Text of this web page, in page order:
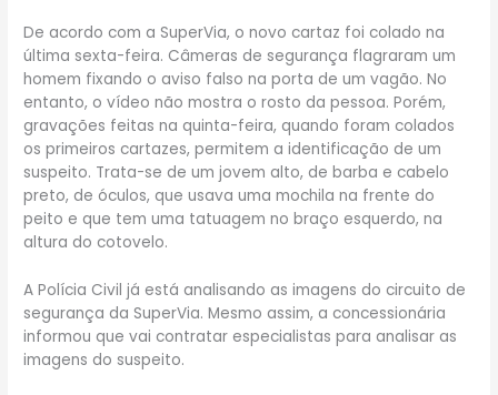
De acordo com a SuperVia, o novo cartaz foi colado na
última sexta-feira. Câmeras de segurança flagraram um
homem fixando o aviso falso na porta de um vagão. No
entanto, o vídeo não mostra o rosto da pessoa. Porém,
gravações feitas na quinta-feira, quando foram colados
os primeiros cartazes, permitem a identificação de um
suspeito. Trata-se de um jovem alto, de barba e cabelo
preto, de óculos, que usava uma mochila na frente do
peito e que tem uma tatuagem no braço esquerdo, na
altura do cotovelo.
A Polícia Civil já está analisando as imagens do circuito de
segurança da SuperVia. Mesmo assim, a concessionária
informou que vai contratar especialistas para analisar as
imagens do suspeito.